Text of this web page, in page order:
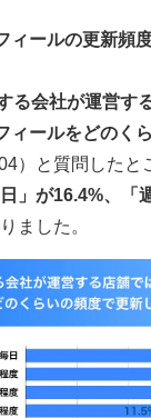
ィールの更新頻
る会社が運営す
ィールをどのく
）と質問したと
」が16.4%、「
ました。